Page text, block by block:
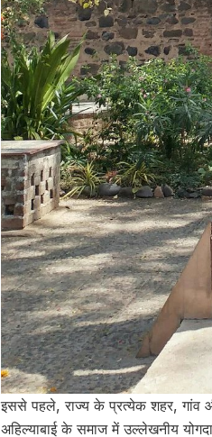
इससे पहले, राज्य के प्रत्येक शहर, गांव
अहिल्याबाई के समाज में उल्लेखनीय